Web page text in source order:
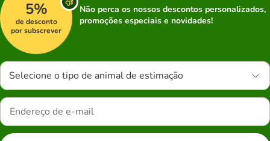
5%
de desconto
por subscrever
Não perca os nossos descontos personalizados,
promoções especiais e novidades!
Selecione o tipo de animal de estimação